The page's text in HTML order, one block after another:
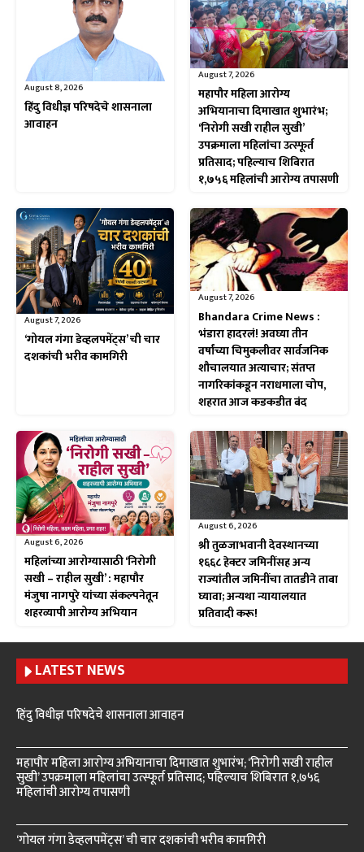
August 8, 2026
हिंदु विधीज्ञ परिषदेचे शासनाला
आवाहन
August 7, 2026
महापौर महिला आरोग्य
अभियानाचा दिमाखात शुभारंभ;
‘निरोगी सखी राहील सुखी’
उपक्रमाला महिलांचा उत्स्फूर्त
प्रतिसाद; पहिल्याच शिबिरात
१,७५६ महिलांची आरोग्य तपासणी
August 7, 2026
‘गोयल गंगा डेव्हलपमेंट्स’ ची चार
दशकांची भरीव कामगिरी
August 7, 2026
Bhandara Crime News :
भंडारा हादरलं! अवघ्या तीन
वर्षांच्या चिमुकलीवर सार्वजनिक
शौचालयात अत्याचार; संतप्त
नागरिकांकडून नराधमाला चोप,
शहरात आज कडकडीत बंद
August 6, 2026
महिलांच्या आरोग्यासाठी ‘निरोगी
सखी – राहील सुखी’ : महापौर
मंजुषा नागपुरे यांच्या संकल्पनेतून
शहरव्यापी आरोग्य अभियान
August 6, 2026
श्री तुळजाभवानी देवस्थानच्या
१६६८ हेक्टर जमिनींसह अन्य
राज्यांतील जमिनींचा तातडीने ताबा
घ्यावा; अन्यथा न्यायालयात
प्रतिवादी करू!
LATEST NEWS
हिंदु विधीज्ञ परिषदेचे शासनाला आवाहन
महापौर महिला आरोग्य अभियानाचा दिमाखात शुभारंभ; ‘निरोगी सखी राहील
सुखी’ उपक्रमाला महिलांचा उत्स्फूर्त प्रतिसाद; पहिल्याच शिबिरात १,७५६
महिलांची आरोग्य तपासणी
‘गोयल गंगा डेव्हलपमेंट्स’ ची चार दशकांची भरीव कामगिरी